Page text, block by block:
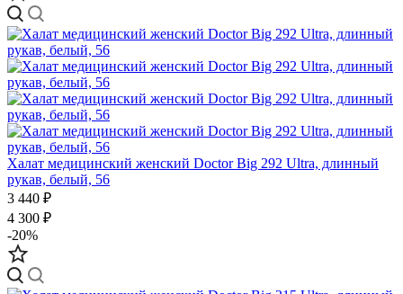
Халат медицинский женский Doctor Big 292 Ultra, длинный
рукав, белый, 56
3 440 ₽
4 300 ₽
-20%